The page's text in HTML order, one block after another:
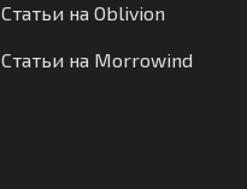
Статьи на Oblivion
Статьи на Morrowind